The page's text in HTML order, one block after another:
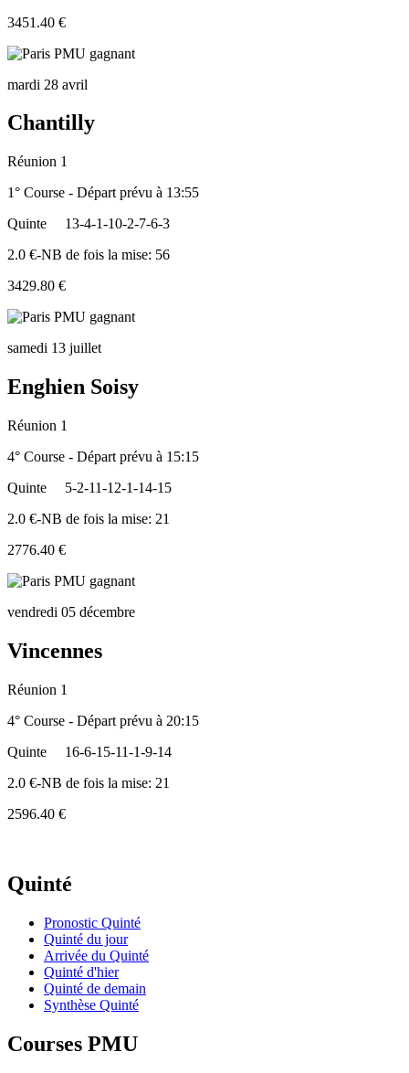
3451.40 €
mardi 28 avril
Chantilly
Réunion 1
1° Course - Départ prévu à 13:55
Quinte
13-4-1-10-2-7-6-3
2.0 €-NB de fois la mise: 56
3429.80 €
samedi 13 juillet
Enghien Soisy
Réunion 1
4° Course - Départ prévu à 15:15
Quinte
5-2-11-12-1-14-15
2.0 €-NB de fois la mise: 21
2776.40 €
vendredi 05 décembre
Vincennes
Réunion 1
4° Course - Départ prévu à 20:15
Quinte
16-6-15-11-1-9-14
2.0 €-NB de fois la mise: 21
2596.40 €
Quinté
Pronostic Quinté
Quinté du jour
Arrivée du Quinté
Quinté d'hier
Quinté de demain
Synthèse Quinté
Courses PMU